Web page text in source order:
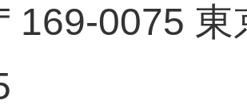
0075 東